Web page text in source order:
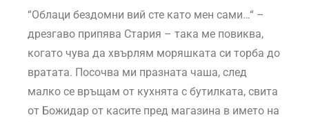
“Облаци бездомни вий сте като мен сами…“ –
дрезгаво припява Стария – така ме повиква,
когато чува да хвърлям моряшката си торба до
вратата. Посочва ми празната чаша, след
малко се връщам от кухнята с бутилката, свита
от Божидар от касите пред магазина в името на